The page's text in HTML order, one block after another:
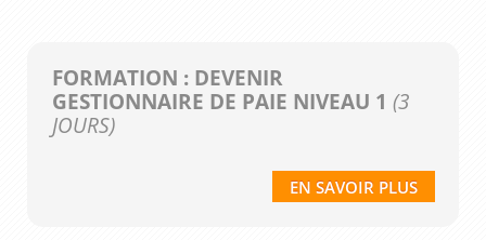
FORMATION : DEVENIR
GESTIONNAIRE DE PAIE NIVEAU 1 (3
JOURS)
EN SAVOIR PLUS